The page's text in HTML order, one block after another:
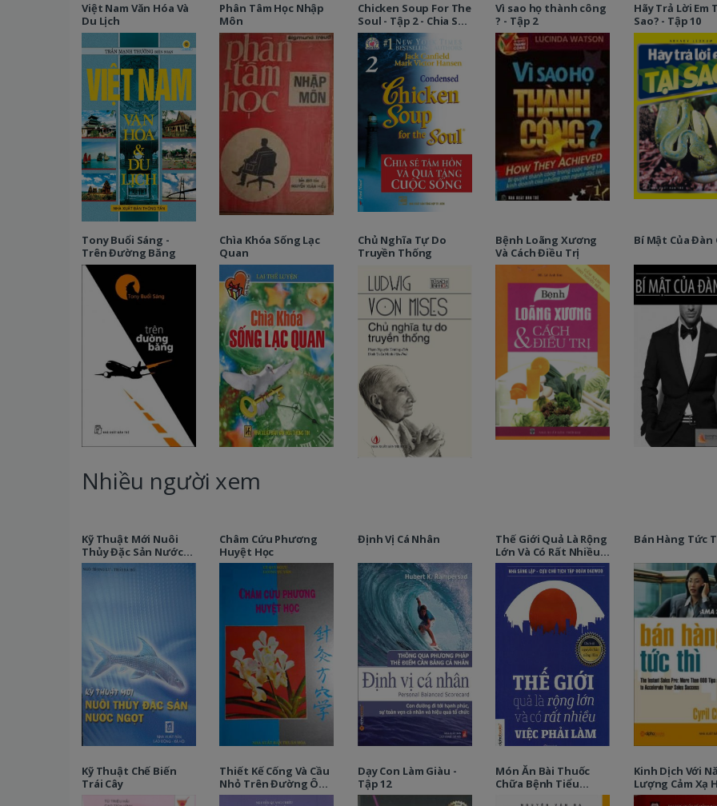
Việt Nam Văn Hóa Và
Du Lịch
Phân Tâm Học Nhập
Môn
Chicken Soup For The
Soul - Tập 2 - Chia Sẻ
Tâm Hồn Và Quà
Tặng Cuộc Sống
Vì sao họ thành công
? - Tập 2
Hãy Trả Lời Em
Sao? - Tập 10
Tony Buổi Sáng -
Trên Đường Băng
Chìa Khóa Sống Lạc
Quan
Chủ Nghĩa Tự Do
Truyền Thống
Bệnh Loãng Xương
Và Cách Điều Trị
Bí Mật Của Đàn
Nhiều người xem
Kỹ Thuật Mới Nuôi
Thủy Đặc Sản Nước
Ngọt
Châm Cứu Phương
Huyệt Học
Định Vị Cá Nhân
Thế Giới Quả Là Rộng
Lớn Và Có Rất Nhiều
Việc Phải Làm
Bán Hàng Tức
Kỹ Thuật Chế Biến
Trái Cây
Thiết Kế Cống Và Cầu
Nhỏ Trên Đường Ô
Tô
Dạy Con Làm Giàu -
Tập 12
Món Ăn Bài Thuốc
Chữa Bệnh Tiểu
Kinh Dịch Với
Lượng Cảm Xạ